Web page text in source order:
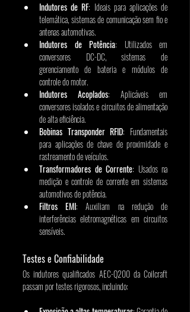
Indutores de RF: Ideais para aplicações de
telemática, sistemas de comunicação sem fio e
antenas automotivas.
Indutores de Potência: Utilizados em
conversores DC-DC, sistemas de
gerenciamento de bateria e módulos de
controle do motor.
Indutores Acoplados: Aplicáveis em
conversores isolados e circuitos de alimentação
de alta eficiência.
Bobinas Transponder RFID: Fundamentais
para aplicações de chave de proximidade e
rastreamento de veículos.
Transformadores de Corrente: Usados na
medição e controle de corrente em sistemas
automotivos de potência.
Filtros EMI: Auxiliam na redução de
interferências eletromagnéticas em circuitos
sensíveis.
Testes e Confiabilidade
Os indutores qualificados AEC-Q200 da Coilcraft
passam por testes rigorosos, incluindo: